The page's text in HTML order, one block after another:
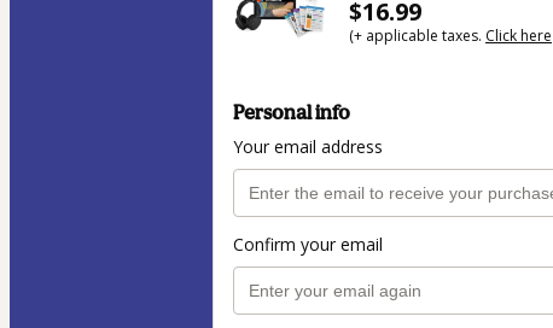
$16.99
(+ applicable taxes. Click here
Personal info
Your email address
Confirm your email